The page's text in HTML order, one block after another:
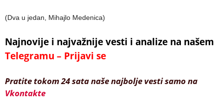
(Dva u jedan, Mihajlo Medenica)
Najnovije i najvažnije vesti i analize na našem
Telegramu – Prijavi se
Pratite tokom 24 sata naše najbolje vesti samo na
Vkontakte